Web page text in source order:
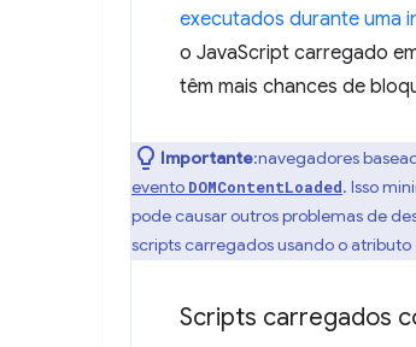
executados durante uma
o JavaScript carregado
têm mais chances de
Importante:navegadores
evento DOMContentLoaded. Isso
pode causar outros problemas de
scripts carregados usando o atributo
Scripts carregados